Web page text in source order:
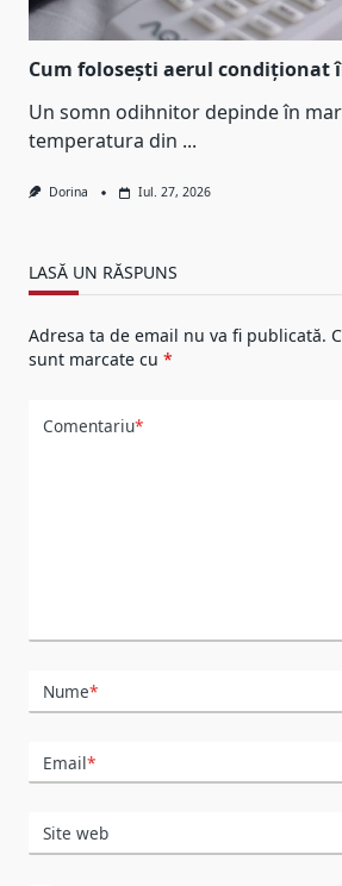
Cum folosești aerul
Un somn odihnitor depinde în
temperatura din ...
Dorina Iul. 27, 2026
LASĂ UN RĂSPUNS
Adresa ta de email nu va fi publicată.
sunt marcate cu *
Comentariu*
Nume*
Email*
Site web